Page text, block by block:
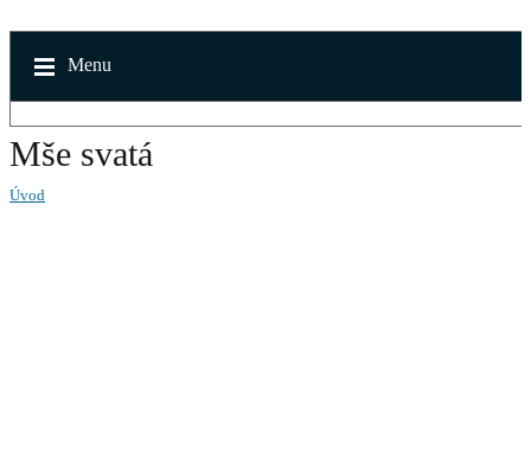
Menu
Mše svatá
Úvod